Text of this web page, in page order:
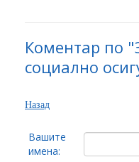
Коментар по
социално
Назад
Вашите
имена: